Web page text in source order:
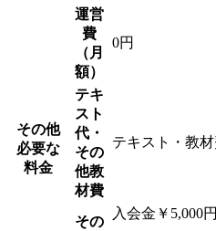
その他
必要な
料金
運営
費
（月
額）
0円
テキ
スト
代・
その
他教
材費
テキスト・教
その
入会金￥5,000円